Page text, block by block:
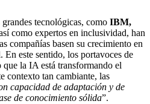
tecnológicas, como IBM,
como expertos en inclusividad, han
compañías basen su crecimiento en
este sentido, los portavoces de
la IA está transformando el
contexto tan cambiante, las
capacidad de adaptación y de
de conocimiento sólida”.